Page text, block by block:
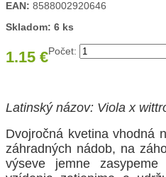
EAN: 8588002920646
Skladom: 6 ks
1.15 €Počet:
Latinský názov: Viola x
Dvojročná kvetina vhodná
záhradných nádob, na
výseve jemne